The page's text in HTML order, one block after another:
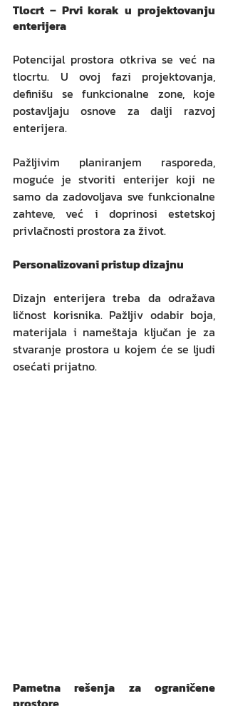
Tlocrt – Prvi korak u projektovanju
enterijera
Potencijal prostora otkriva se već na
tlocrtu. U ovoj fazi projektovanja,
definišu se funkcionalne zone, koje
postavljaju osnove za dalji razvoj
enterijera.
Pažljivim planiranjem rasporeda,
moguće je stvoriti enterijer koji ne
samo da zadovoljava sve funkcionalne
zahteve, već i doprinosi estetskoj
privlačnosti prostora za život.
Personalizovani pristup dizajnu
Dizajn enterijera treba da odražava
ličnost korisnika. Pažljiv odabir boja,
materijala i nameštaja ključan je za
stvaranje prostora u kojem će se ljudi
osećati prijatno.
Pametna rešenja za ograničene